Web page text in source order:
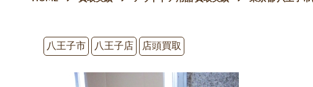
八王子市
八王子店 店頭買取